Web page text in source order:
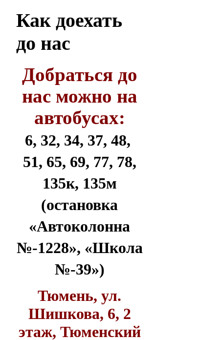
Как доехать
до нас
Добраться до
нас можно на
автобусах:
6, 32, 34, 37, 48,
51, 65, 69, 77, 78,
135к, 135м
(остановка
«Автоколонна
№-1228», «Школа
№-39»)
Тюмень, ул.
Шишкова, 6, 2
этаж, Тюменский